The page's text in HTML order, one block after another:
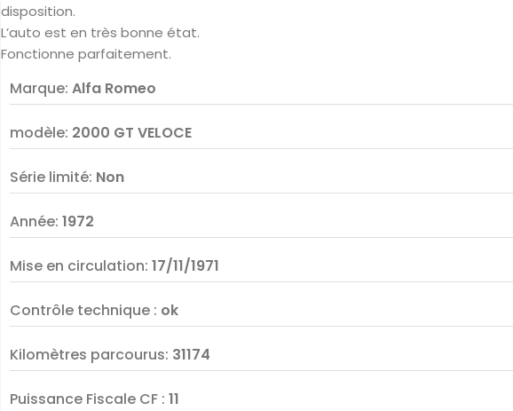
disposition.
L’auto est en très bonne état.
Fonctionne parfaitement.
Marque: Alfa Romeo
modèle: 2000 GT VELOCE
Série limité: Non
Année: 1972
Mise en circulation: 17/11/1971
Contrôle technique : ok
Kilomètres parcourus: 31174
Puissance Fiscale CF : 11